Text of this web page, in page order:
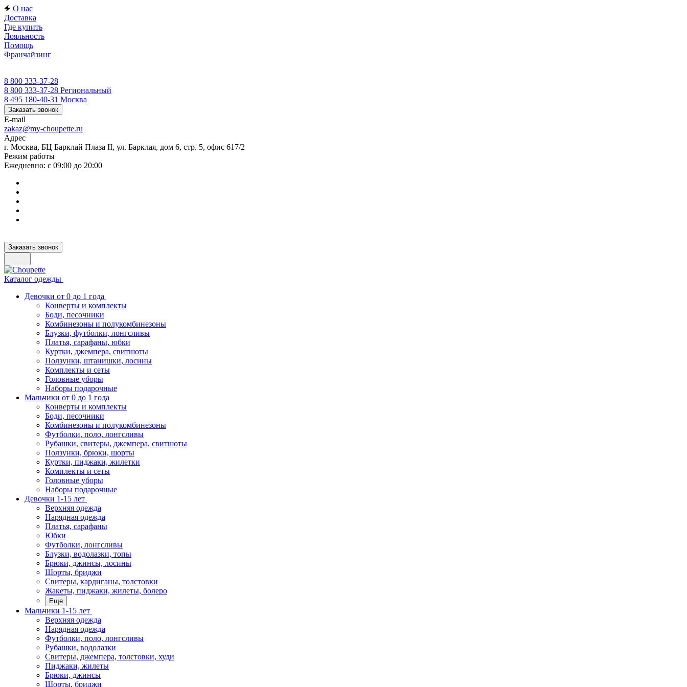
О нас
Доставка
Где купить
Лояльность
Помощь
Франчайзинг
8 800 333-37-28
8 800 333-37-28 Региональный
8 495 180-40-31 Москва
Заказать звонок
E-mail
zakaz@my-choupette.ru
Адрес
г. Москва, БЦ Барклай Плаза II, ул. Барклая, дом 6, стр. 5, офис 617/2
Режим работы
Ежедневно: с 09:00 до 20:00
Заказать звонок
Каталог одежды
Девочки от 0 до 1 года
Конверты и комплекты
Боди, песочники
Комбинезоны и полукомбинезоны
Блузки, футболки, лонгсливы
Платья, сарафаны, юбки
Куртки, джемпера, свитшоты
Ползунки, штанишки, лосины
Комплекты и сеты
Головные уборы
Наборы подарочные
Мальчики от 0 до 1 года
Конверты и комплекты
Боди, песочники
Комбинезоны и полукомбинезоны
Футболки, поло, лонгсливы
Рубашки, свитеры, джемпера, свитшоты
Ползунки, брюки, шорты
Куртки, пиджаки, жилетки
Комплекты и сеты
Головные уборы
Наборы подарочные
Девочки 1-15 лет
Верхняя одежда
Нарядная одежда
Платья, сарафаны
Юбки
Футболки, лонгсливы
Блузки, водолазки, топы
Брюки, джинсы, лосины
Шорты, бриджи
Свитеры, кардиганы, толстовки
Жакеты, пиджаки, жилеты, болеро
Еще
Мальчики 1-15 лет
Верхняя одежда
Нарядная одежда
Футболки, поло, лонгсливы
Рубашки, водолазки
Свитеры, джемпера, толстовки, худи
Пиджаки, жилеты
Брюки, джинсы
Шорты, бриджи